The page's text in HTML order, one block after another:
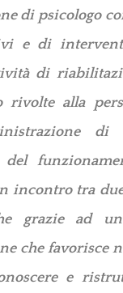
di psicologo
e di
di
rivolte alla
di
incontro tra
grazie ad
che favorisce
e